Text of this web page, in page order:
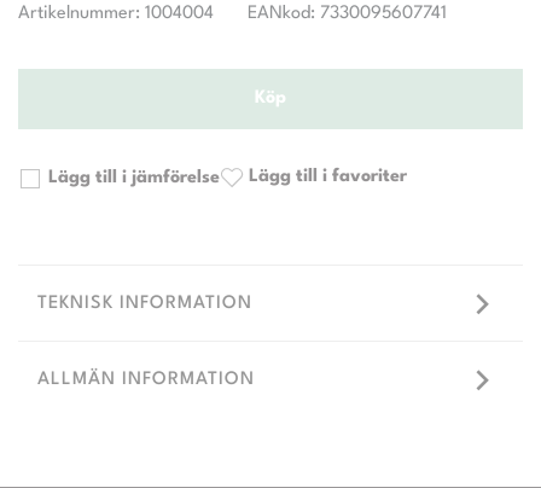
Artikelnummer: 1004004 EANkod: 7330095607741
Köp
Lägg till i jämförelse Lägg till i favoriter
TEKNISK INFORMATION
ALLMÄN INFORMATION